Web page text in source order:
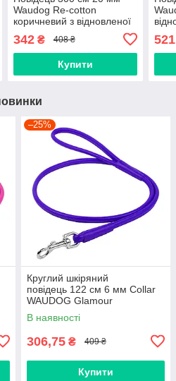
Waudog Re-cotton
коричневий з відновленої
342₴ 408 ₴
Купити
521
–25%
Круглий шкіряний
повідець 122 см 6 мм Collar
WAUDOG Glamour
фіолетовий
В наявності
306,75 ₴ 409 ₴
Купити